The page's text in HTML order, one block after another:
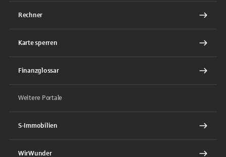
Rechner
Karte sperren
Finanzglossar
Weitere Portale
S-Immobilien
WirWunder